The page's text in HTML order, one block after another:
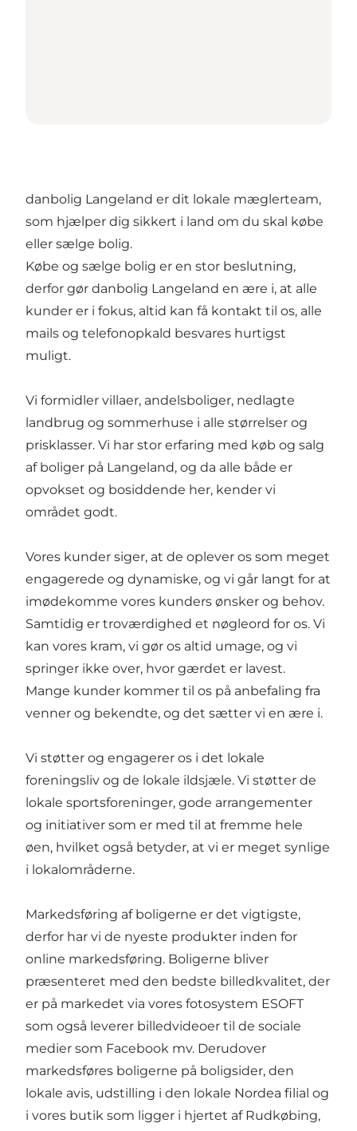
danbolig Langeland er dit lokale mæglerteam,
som hjælper dig sikkert i land om du skal købe
eller sælge bolig.
Købe og sælge bolig er en stor beslutning,
derfor gør danbolig Langeland en ære i, at alle
kunder er i fokus, altid kan få kontakt til os, alle
mails og telefonopkald besvares hurtigst
muligt.
Vi formidler villaer, andelsboliger, nedlagte
landbrug og sommerhuse i alle størrelser og
prisklasser. Vi har stor erfaring med køb og salg
af boliger på Langeland, og da alle både er
opvokset og bosiddende her, kender vi
området godt.
Vores kunder siger, at de oplever os som meget
engagerede og dynamiske, og vi går langt for at
imødekomme vores kunders ønsker og behov.
Samtidig er troværdighed et nøgleord for os. Vi
kan vores kram, vi gør os altid umage, og vi
springer ikke over, hvor gærdet er lavest.
Mange kunder kommer til os på anbefaling fra
venner og bekendte, og det sætter vi en ære i.
Vi støtter og engagerer os i det lokale
foreningsliv og de lokale ildsjæle. Vi støtter de
lokale sportsforeninger, gode arrangementer
og initiativer som er med til at fremme hele
øen, hvilket også betyder, at vi er meget synlige
i lokalområderne.
Markedsføring af boligerne er det vigtigste,
derfor har vi de nyeste produkter inden for
online markedsføring. Boligerne bliver
præsenteret med den bedste billedkvalitet, der
er på markedet via vores fotosystem ESOFT
som også leverer billedvideoer til de sociale
medier som Facebook mv. Derudover
markedsføres boligerne på boligsider, den
lokale avis, udstilling i den lokale Nordea filial og
i vores butik som ligger i hjertet af Rudkøbing,